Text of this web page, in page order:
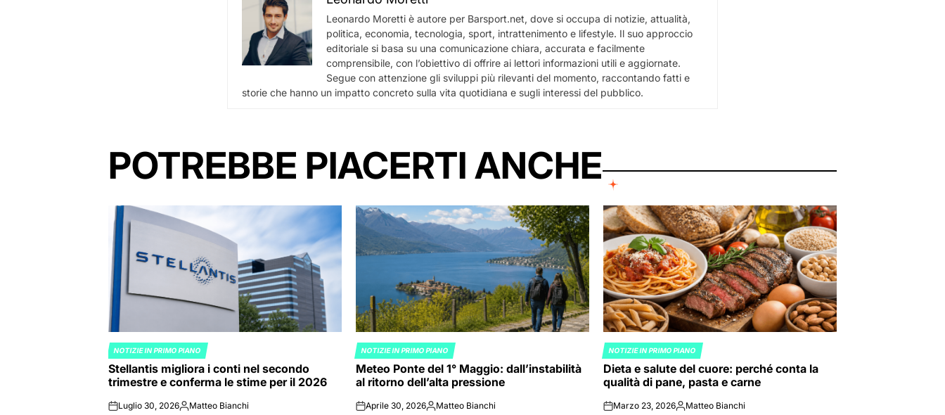
Leonardo Moretti è autore per Barsport.net, dove si occupa di notizie, attualità,
politica, economia, tecnologia, sport, intrattenimento e lifestyle. Il suo approccio
editoriale si basa su una comunicazione chiara, accurata e facilmente
comprensibile, con l’obiettivo di offrire ai lettori informazioni utili e aggiornate.
Segue con attenzione gli sviluppi più rilevanti del momento, raccontando fatti e
storie che hanno un impatto concreto sulla vita quotidiana e sugli interessi del pubblico.
POTREBBE PIACERTI ANCHE
POSTED
IN
NOTIZIE IN PRIMO PIANO
Stellantis migliora i conti nel secondo
trimestre e conferma le stime per il 2026
onLuglio 30, 2026Posted
Matteo Bianchi
POSTED
IN
NOTIZIE IN PRIMO PIANO
Meteo Ponte del 1° Maggio: dall’instabilità
al ritorno dell’alta pressione
onAprile 30, 2026Posted
Matteo Bianchi
POSTED
IN
NOTIZIE IN PRIMO PIANO
Dieta e salute del cuore: perché conta la
qualità di pane, pasta e carne
onMarzo 23, 2026Posted
Matteo Bianchi